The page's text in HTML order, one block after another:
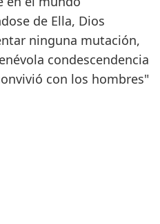
de Ella, Dios
ninguna mutación,
condescendencia
con los hombres"